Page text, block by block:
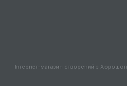
Інтернет-магазин створений з Хорошоп